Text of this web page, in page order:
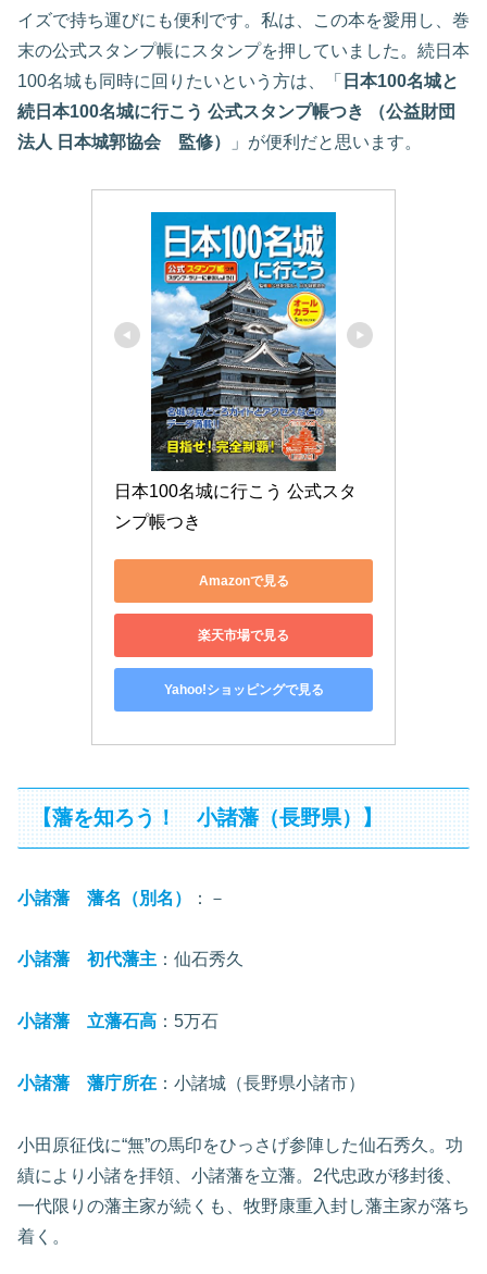
イズで持ち運びにも便利です。私は、この本を愛用し、巻
末の公式スタンプ帳にスタンプを押していました。続日本
100名城も同時に回りたいという方は、「 日本100名城と
続日本100名城に行こう 公式スタンプ帳つき （公益財団
法人 日本城郭協会 監修）
」が便利だと思います。
日本100名城に行こう 公式スタ
ンプ帳つき
Amazonで見る
楽天市場で見る
Yahoo!ショッピングで見る
【藩を知ろう！ 小諸藩（長野県）】
小諸藩 藩名（別名） ：－
小諸藩 初代藩主 ：仙石秀久
小諸藩 立藩石高 ：5万石
小諸藩 藩庁所在 ：小諸城（長野県小諸市）
小田原征伐に“無”の馬印をひっさげ参陣した仙石秀久。功
績により小諸を拝領、小諸藩を立藩。2代忠政が移封後、
一代限りの藩主家が続くも、牧野康重入封し藩主家が落ち
着く。